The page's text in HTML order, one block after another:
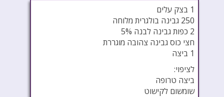
1 בצק עלים
250 גבינה בולגרית מלוחה
2 כפות גבינה לבנה 5%
חצי כוס גבינה צהובה מוגררת
1 ביצה
לציפוי:
ביצה טרופה
שומשום לקישוט